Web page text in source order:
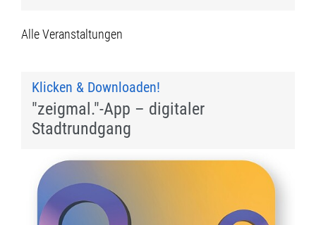
Alle Veranstaltungen
Klicken & Downloaden!
"zeigmal."-App – digitaler
Stadtrundgang